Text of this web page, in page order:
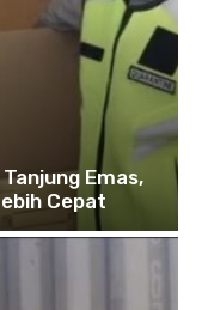
Emas,
Cepat